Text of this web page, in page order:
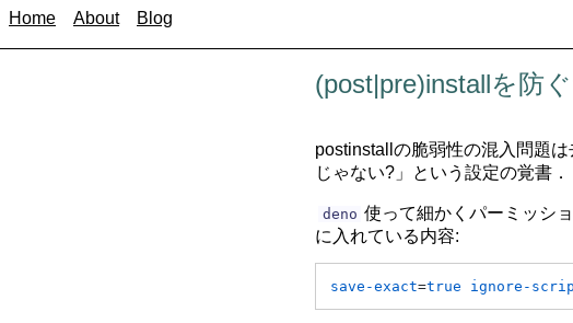
Home About Blog
(post|pre)installを防
postinstallの脆弱性の混入問題
じゃない?」という設定の覚書．
deno 使って細かくパーミッシ
に入れている内容:
save-exact=true ignore-